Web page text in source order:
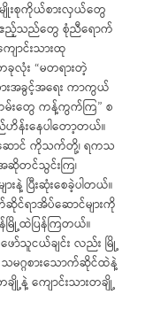
းစုကိုယ်စားလှယ်တွေ
ည့်သည်တွေ စုံညီရောက်
ောင်းသားထု
လုံး “မတရားတဲ့
းအခွင့်အရေး ကာကွယ်
မ်းတွေ ကန့်ကွက်ကြ” စ
ဟိန်းနေပါတော့တယ်။
ဆောင် ကိုသက်တို့၊ ရကသ
ဆိုတင်သွင်းကြ၊
းနဲ့ ပြီးဆုံးစေခဲ့ပါတယ်။
င်ရာအိပ်ဆောင်များကို
န်မြို့ထဲပြန်ကြတယ်။
ာ်သူငယ်ချင်း လည်း မြို့
ဂ္ဂစားသောက်ဆိုင်ထဲနဲ့
ချို့နဲ့ ကျောင်းသားတချို့